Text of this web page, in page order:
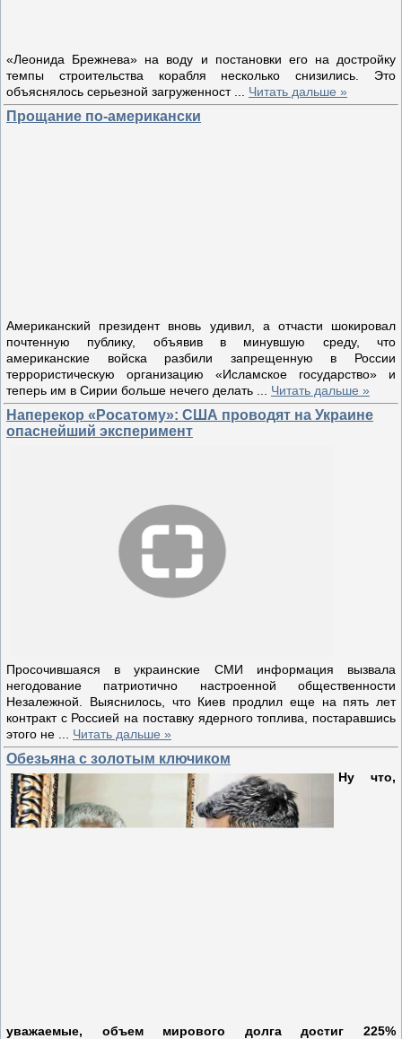
«Леонида Брежнева» на воду и постановки его на достройку
темпы строительства корабля несколько снизились. Это
объяснялось серьезной загруженност
Читать дальше »
Прощание по-американски
Американский президент вновь удивил, а отчасти шокировал
почтенную публику, объявив в минувшую среду, что
американские войска разбили запрещенную в России
террористическую организацию «Исламское государство» и
теперь им в Сирии больше нечего делать
Читать дальше »
Наперекор «Росатому»: США проводят на Украине
опаснейший эксперимент
Просочившаяся в украинские СМИ информация вызвала
негодование патриотично настроенной общественности
Незалежной. Выяснилось, что Киев продлил еще на пять лет
контракт с Россией на поставку ядерного топлива, постаравшись
этого не
Читать дальше »
Обезьяна с золотым ключиком
Ну что,
уважаемые, объем мирового долга достиг 225%